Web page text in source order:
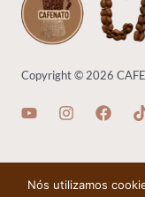
Copyright © 2026
Nós utilizamos